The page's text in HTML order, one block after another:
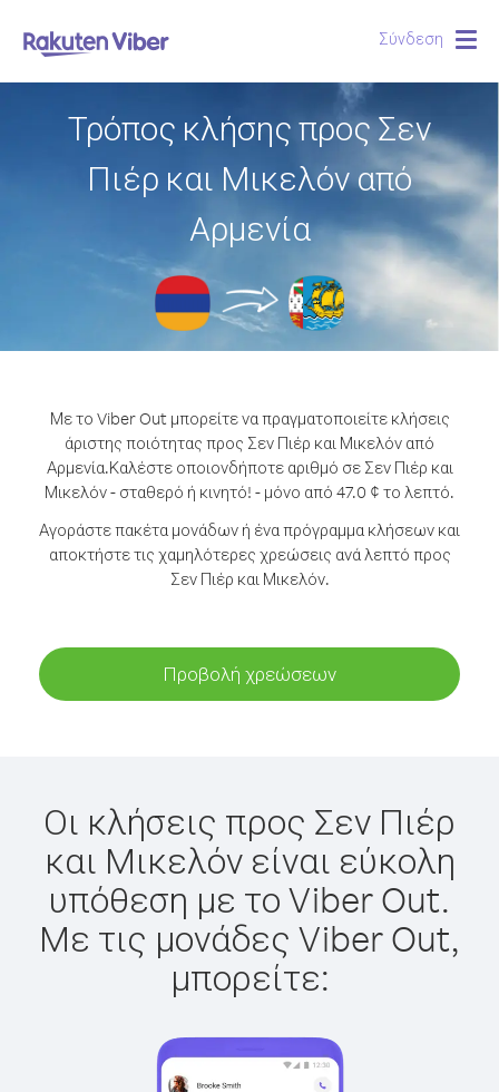
Σύνδεση
Τρόπος κλήσης προς Σεν
Πιέρ και Μικελόν από
Αρμενία
Με το Viber Out μπορείτε να πραγματοποιείτε κλήσεις
άριστης ποιότητας προς Σεν Πιέρ και Μικελόν από
Αρμενία.Καλέστε οποιονδήποτε αριθμό σε Σεν Πιέρ και
Μικελόν - σταθερό ή κινητό! - μόνο από 47.0 ¢ το λεπτό.
Αγοράστε πακέτα μονάδων ή ένα πρόγραμμα κλήσεων και
αποκτήστε τις χαμηλότερες χρεώσεις ανά λεπτό προς
Σεν Πιέρ και Μικελόν.
Προβολή χρεώσεων
Οι κλήσεις προς Σεν Πιέρ
και Μικελόν είναι εύκολη
υπόθεση με το Viber Out.
Με τις μονάδες Viber Out,
μπορείτε: